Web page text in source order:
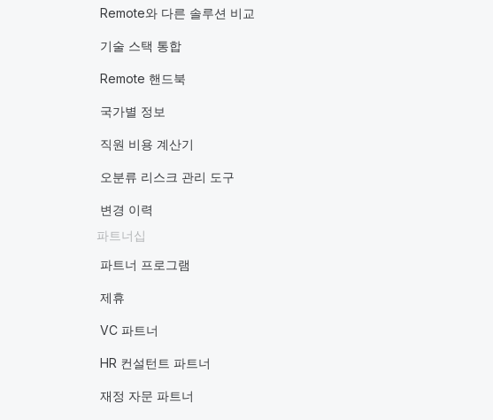
Remote와 다른 솔루션 비교
기술 스택 통합
Remote 핸드북
국가별 정보
직원 비용 계산기
오분류 리스크 관리 도구
변경 이력
파트너십
파트너 프로그램
제휴
VC 파트너
HR 컨설턴트 파트너
재정 자문 파트너